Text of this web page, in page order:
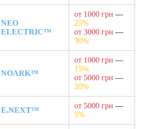
NEO
ELECTRIC™
от 1000 грн —
25%
от 3000 грн —
30%
NOARK™
от 1000 грн —
15%
от 5000 грн —
20%
E.NEXT™
от 5000 грн —
5%